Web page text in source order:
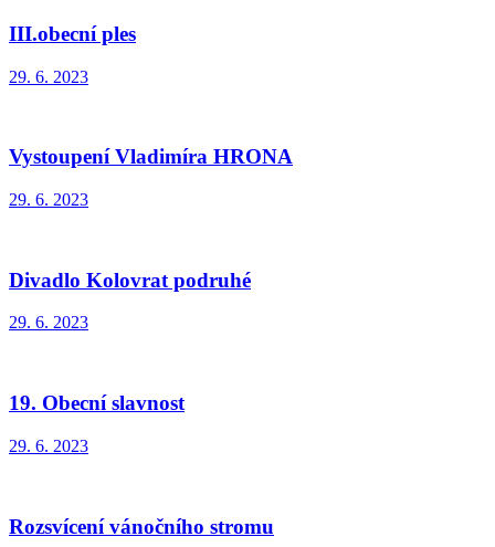
III.obecní ples
29. 6. 2023
Vystoupení Vladimíra HRONA
29. 6. 2023
Divadlo Kolovrat podruhé
29. 6. 2023
19. Obecní slavnost
29. 6. 2023
Rozsvícení vánočního stromu